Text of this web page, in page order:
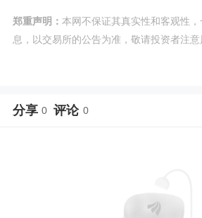
郑重声明： 本网不保证其真实性和客观性
息，以交易所的公告为准，敬请投资者注意
分享 0 评论 0